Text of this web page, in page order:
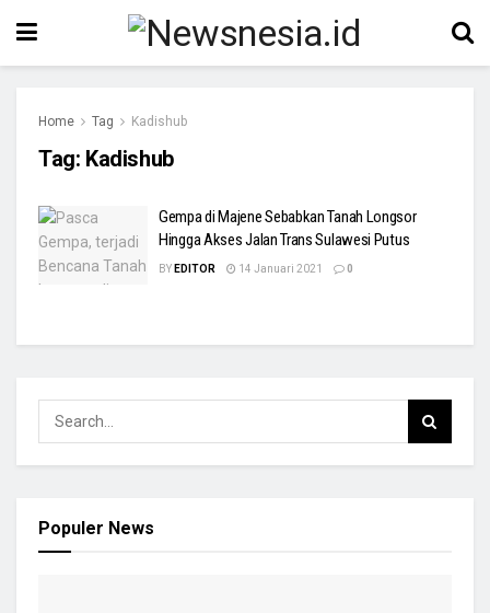
Home Tag Kadishub
Tag: Kadishub
Gempa di Majene Sebabkan Tanah Longsor
Hingga Akses Jalan Trans Sulawesi Putus
BY EDITOR 14 Januari 2021 0
Populer News